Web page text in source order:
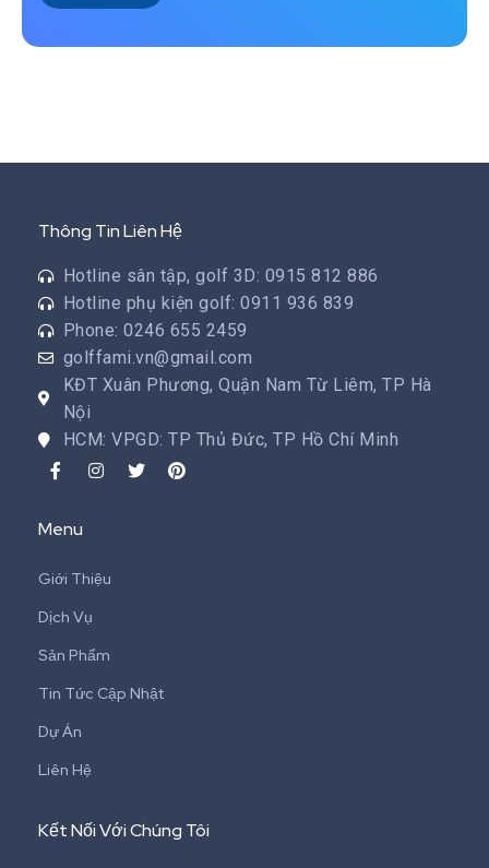
Thông Tin Liên Hệ
Hotline sân tập, golf 3D: 0915 812 886
Hotline phụ kiện golf: 0911 936 839
Phone: 0246 655 2459
golffami.vn@gmail.com
KĐT Xuân Phương, Quận Nam Từ Liêm, TP Hà
Nội
HCM: VPGD: TP Thủ Đức, TP Hồ Chí Minh
Menu
Giới Thiệu
Dịch Vụ
Sản Phẩm
Tin Tức Cập Nhật
Dự Án
Liên Hệ
Kết Nối Với Chúng Tôi